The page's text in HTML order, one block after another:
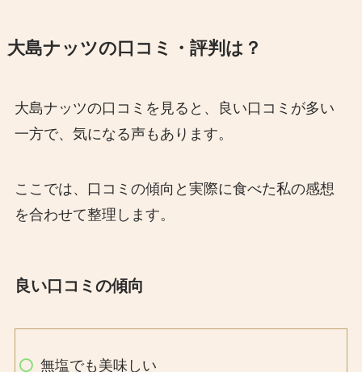
大島ナッツの口コミ・評判は？
大島ナッツの口コミを見ると、良い口コミが多い
一方で、気になる声もあります。
ここでは、口コミの傾向と実際に食べた私の感想
を合わせて整理します。
良い口コミの傾向
無塩でも美味しい